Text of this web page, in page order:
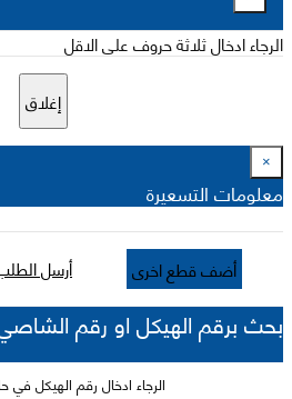
الرجاء ادخال ثلاثة حروف على الاقل
إغلاق
×
معلومات التسعيرة
أضف قطع اخرى أرسل
بحث برقم الهيكل او رقم
الرجاء ادخال رقم الهيكل في